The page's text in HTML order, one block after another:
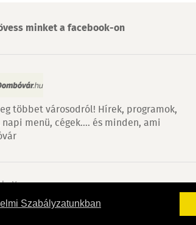
Szabályzatunkban
minket a facebook-on
többet városodról! Hírek, programok,
napi menü, cégek…. és minden, ami
byVoov